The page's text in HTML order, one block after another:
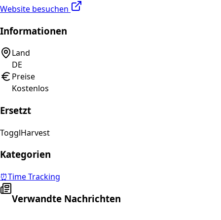
Website besuchen
Informationen
Land
DE
Preise
Kostenlos
Ersetzt
TogglHarvest
Kategorien
⏰Time Tracking
Verwandte Nachrichten